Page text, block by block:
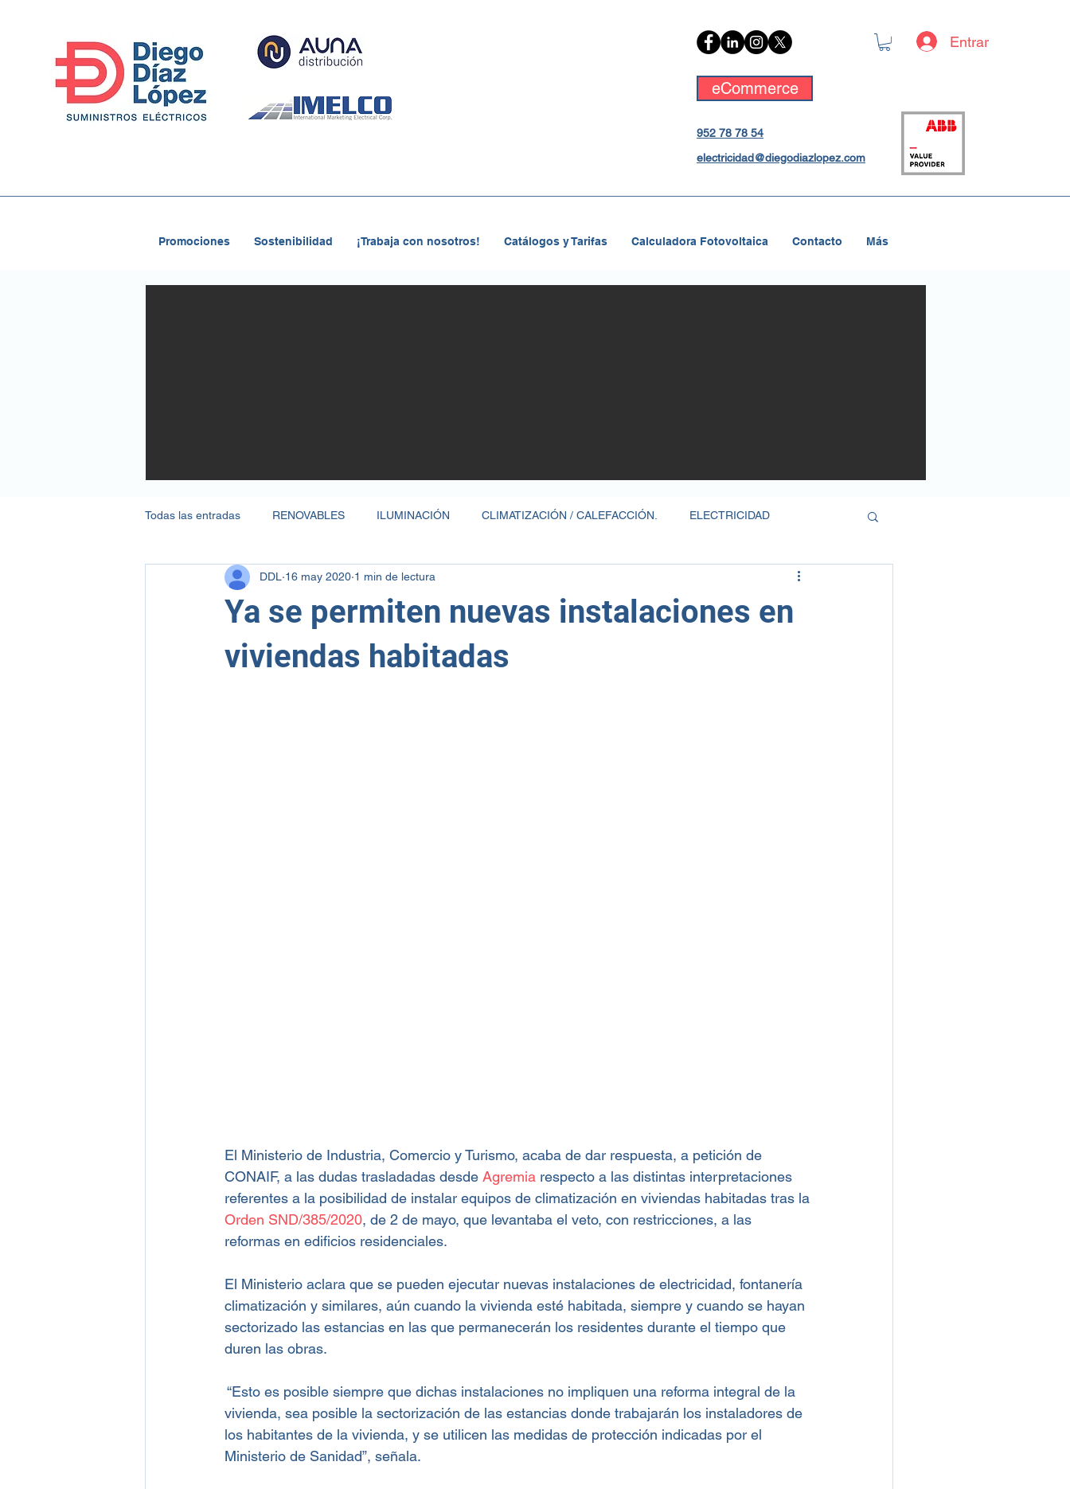
Entrar
952 78 78 54
electricidad@diegodiazlopez.com
eCommerce
Promociones Sostenibilidad ¡Trabaja con nosotros! Catálogos y Tarifas Calculadora Fotovoltaica Contacto Más
Todas las entradas RENOVABLES ILUMINACIÓN CLIMATIZACIÓN / CALEFACCIÓN. ELECTRICIDAD
VEHICULO ELÉCTRICO KNX VIVIENDA INTELIGENTE / DOMÓTICA EVENTOS
SOSTENIBILIDAD PROMOCIONES RED HORARIO
Ya se permiten nuevas instalaciones en
viviendas habitadas
DDL 16 may 2020 1 min de lectura
El Ministerio de Industria, Comercio y Turismo, acaba de dar respuesta, a petición de
CONAIF, a las dudas trasladadas desde Agremia respecto a las distintas interpretaciones
referentes a la posibilidad de instalar equipos de climatización en viviendas habitadas tras la
Orden SND/385/2020, de 2 de mayo, que levantaba el veto, con restricciones, a las
reformas en edificios residenciales.
El Ministerio aclara que se pueden ejecutar nuevas instalaciones de electricidad, fontanería
climatización y similares, aún cuando la vivienda esté habitada, siempre y cuando se hayan
sectorizado las estancias en las que permanecerán los residentes durante el tiempo que
duren las obras.
“Esto es posible siempre que dichas instalaciones no impliquen una reforma integral de la
vivienda, sea posible la sectorización de las estancias donde trabajarán los instaladores de
los habitantes de la vivienda, y se utilicen las medidas de protección indicadas por el
Ministerio de Sanidad”, señala.